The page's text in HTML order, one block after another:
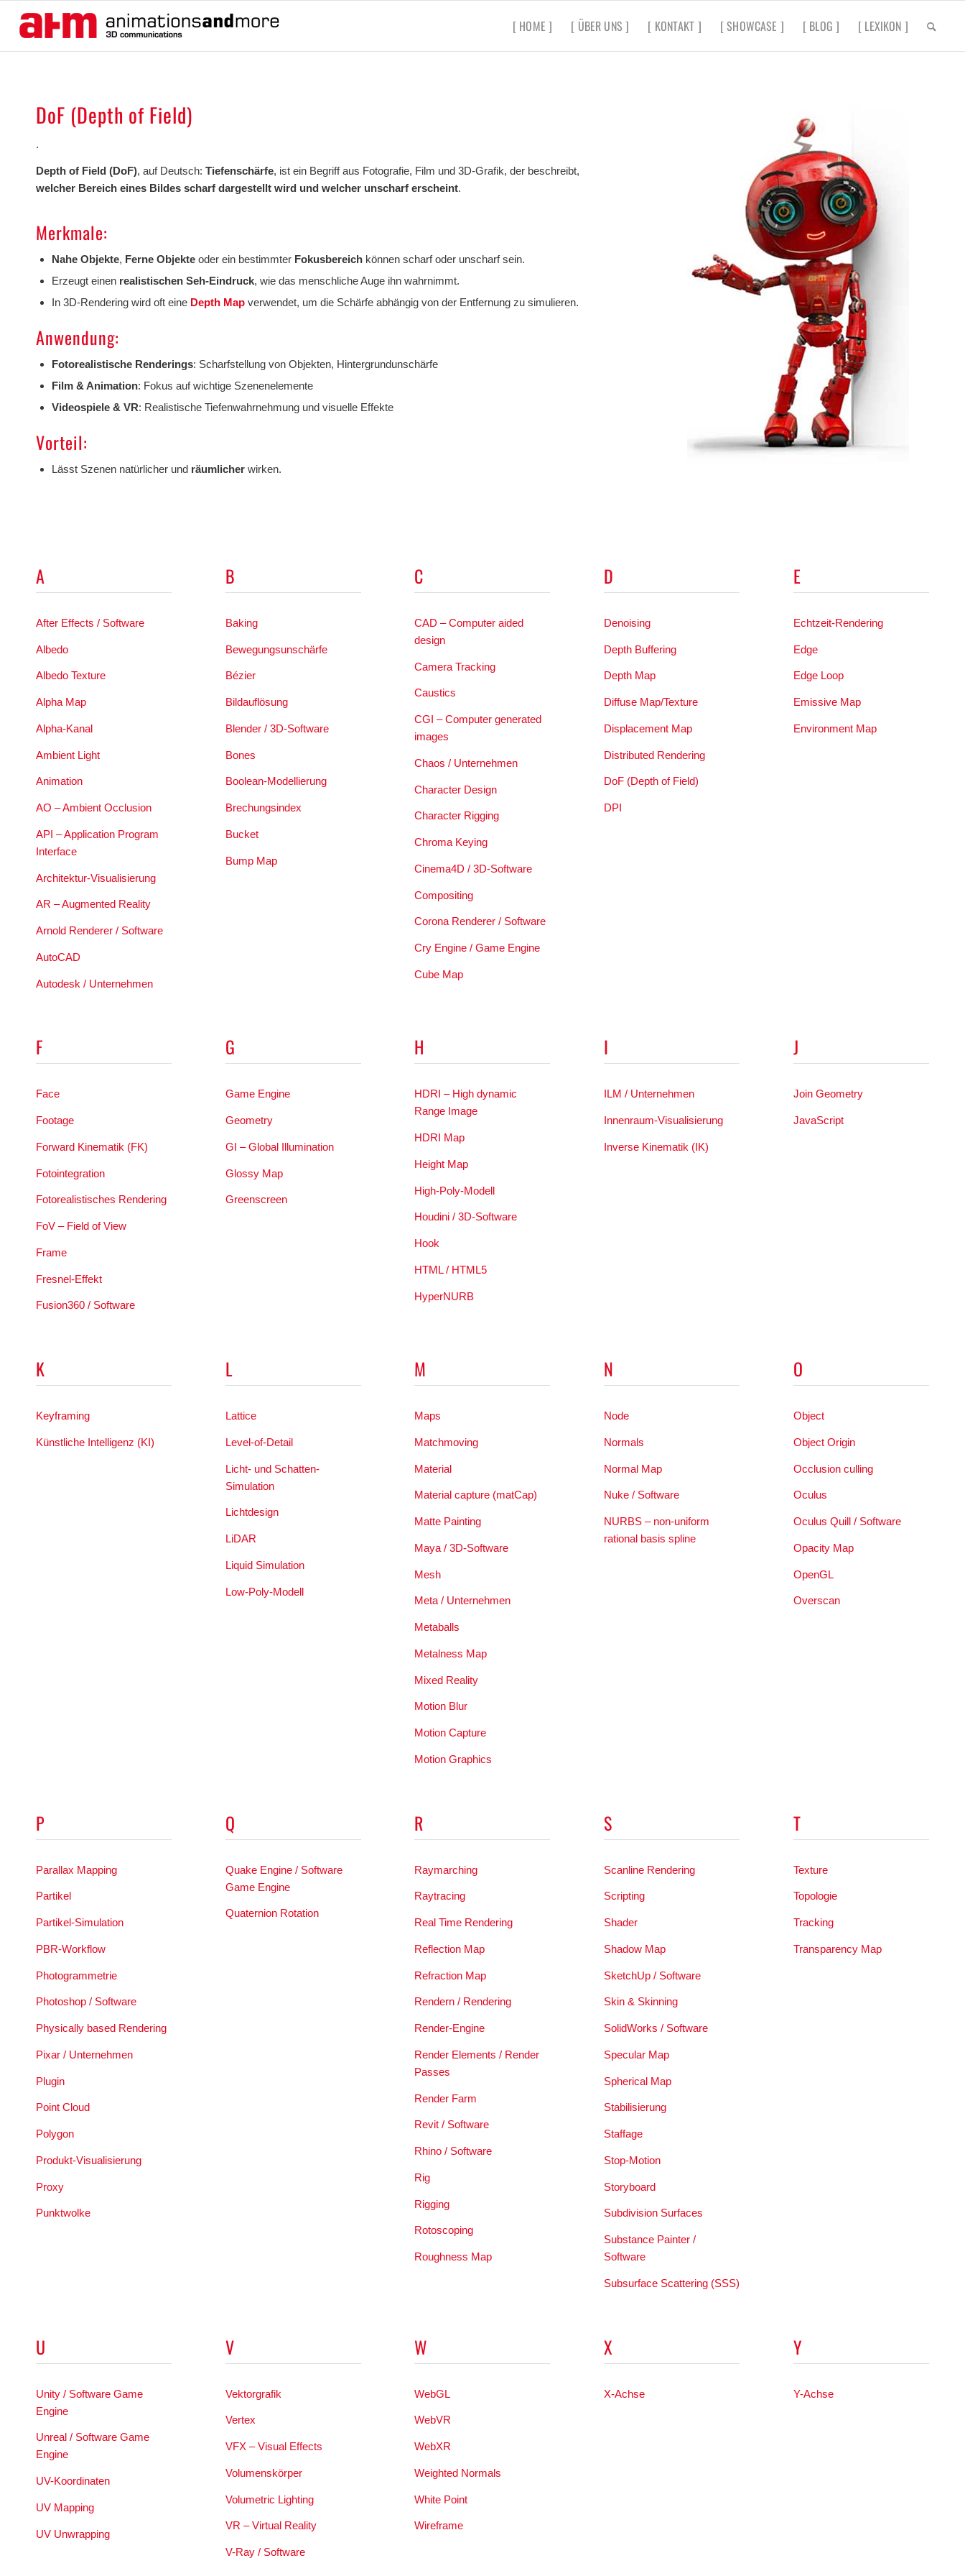
[ HOME ] [ ÜBER UNS ] [ KONTAKT ] [ SHOWCASE ] [ BLOG ] [ LEXIKON ]
DoF (Depth of Field)
.
Depth of Field (DoF), auf Deutsch: Tiefenschärfe, ist ein Begriff aus Fotografie, Film und 3D-Grafik, der beschreibt,
welcher Bereich eines Bildes scharf dargestellt wird und welcher unscharf erscheint.
Merkmale:
Nahe Objekte, Ferne Objekte oder ein bestimmter Fokusbereich können scharf oder unscharf sein.
Erzeugt einen realistischen Seh-Eindruck, wie das menschliche Auge ihn wahrnimmt.
In 3D-Rendering wird oft eine Depth Map verwendet, um die Schärfe abhängig von der Entfernung zu simulieren.
Anwendung:
Fotorealistische Renderings: Scharfstellung von Objekten, Hintergrundunschärfe
Film & Animation: Fokus auf wichtige Szenenelemente
Videospiele & VR: Realistische Tiefenwahrnehmung und visuelle Effekte
Vorteil:
Lässt Szenen natürlicher und räumlicher wirken.
A
After Effects / Software
Albedo
Albedo Texture
Alpha Map
Alpha-Kanal
Ambient Light
Animation
AO – Ambient Occlusion
API – Application Program
Interface
Architektur-Visualisierung
AR – Augmented Reality
Arnold Renderer / Software
AutoCAD
Autodesk / Unternehmen
B
Baking
Bewegungsunschärfe
Bézier
Bildauflösung
Blender / 3D-Software
Bones
Boolean-Modellierung
Brechungsindex
Bucket
Bump Map
C
CAD – Computer aided
design
Camera Tracking
Caustics
CGI – Computer generated
images
Chaos / Unternehmen
Character Design
Character Rigging
Chroma Keying
Cinema4D / 3D-Software
Compositing
Corona Renderer / Software
Cry Engine / Game Engine
Cube Map
D
Denoising
Depth Buffering
Depth Map
Diffuse Map/Texture
Displacement Map
Distributed Rendering
DoF (Depth of Field)
DPI
E
Echtzeit-Rendering
Edge
Edge Loop
Emissive Map
Environment Map
F
Face
Footage
Forward Kinematik (FK)
Fotointegration
Fotorealistisches Rendering
FoV – Field of View
Frame
Fresnel-Effekt
Fusion360 / Software
G
Game Engine
Geometry
GI – Global Illumination
Glossy Map
Greenscreen
H
HDRI – High dynamic
Range Image
HDRI Map
Height Map
High-Poly-Modell
Houdini / 3D-Software
Hook
HTML / HTML5
HyperNURB
I
ILM / Unternehmen
Innenraum-Visualisierung
Inverse Kinematik (IK)
J
Join Geometry
JavaScript
K
Keyframing
Künstliche Intelligenz (KI)
L
Lattice
Level-of-Detail
Licht- und Schatten-
Simulation
Lichtdesign
LiDAR
Liquid Simulation
Low-Poly-Modell
M
Maps
Matchmoving
Material
Material capture (matCap)
Matte Painting
Maya / 3D-Software
Mesh
Meta / Unternehmen
Metaballs
Metalness Map
Mixed Reality
Motion Blur
Motion Capture
Motion Graphics
N
Node
Normals
Normal Map
Nuke / Software
NURBS – non-uniform
rational basis spline
O
Object
Object Origin
Occlusion culling
Oculus
Oculus Quill / Software
Opacity Map
OpenGL
Overscan
P
Parallax Mapping
Partikel
Partikel-Simulation
PBR-Workflow
Photogrammetrie
Photoshop / Software
Physically based Rendering
Pixar / Unternehmen
Plugin
Point Cloud
Polygon
Produkt-Visualisierung
Proxy
Punktwolke
Q
Quake Engine / Software
Game Engine
Quaternion Rotation
R
Raymarching
Raytracing
Real Time Rendering
Reflection Map
Refraction Map
Rendern / Rendering
Render-Engine
Render Elements / Render
Passes
Render Farm
Revit / Software
Rhino / Software
Rig
Rigging
Rotoscoping
Roughness Map
S
Scanline Rendering
Scripting
Shader
Shadow Map
SketchUp / Software
Skin & Skinning
SolidWorks / Software
Specular Map
Spherical Map
Stabilisierung
Staffage
Stop-Motion
Storyboard
Subdivision Surfaces
Substance Painter /
Software
Subsurface Scattering (SSS)
T
Texture
Topologie
Tracking
Transparency Map
U
Unity / Software Game
Engine
Unreal / Software Game
Engine
UV-Koordinaten
UV Mapping
UV Unwrapping
V
Vektorgrafik
Vertex
VFX – Visual Effects
Volumenskörper
Volumetric Lighting
VR – Virtual Reality
V-Ray / Software
W
WebGL
WebVR
WebXR
Weighted Normals
White Point
Wireframe
X
X-Achse
Y
Y-Achse